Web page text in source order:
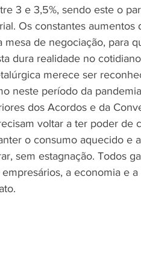
3 e 3,5%, sendo este o
Os constantes aumentos
mesa de negociação, para
dura realidade no
merece ser
neste período da
dos Acordos e da
voltar a ter poder de
o consumo aquecido e
sem estagnação. Todos
a economia e